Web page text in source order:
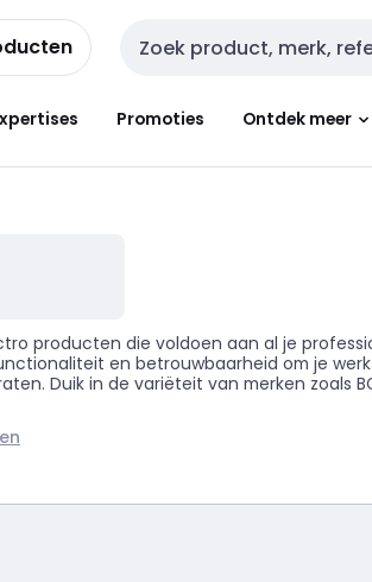
Zoekveld invoer
Promoties Ontdek meer
producten die voldoen aan al je
en betrouwbaarheid om je
Duik in de variëteit van merken zoals
klein electro in de wereld van de
werkzaamheden. Ze kunnen je
met de juiste klein electro